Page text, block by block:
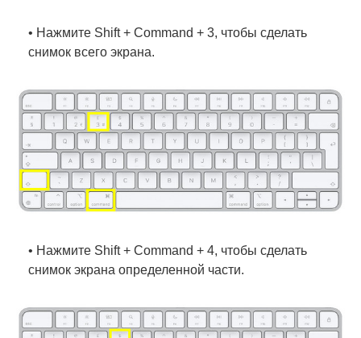
• Нажмите Shift + Command + 3, чтобы сделать
снимок всего экрана.
• Нажмите Shift + Command + 4, чтобы сделать
снимок экрана определенной части.